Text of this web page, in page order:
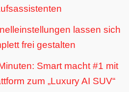
lassen sich
frei gestalten
Smart macht #1 mit
zum „Luxury AI SUV“